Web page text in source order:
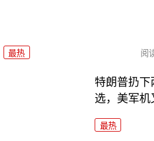
最热 阅
特朗普扔下
选，美军机
最热